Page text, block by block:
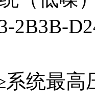
2B3B-
统最